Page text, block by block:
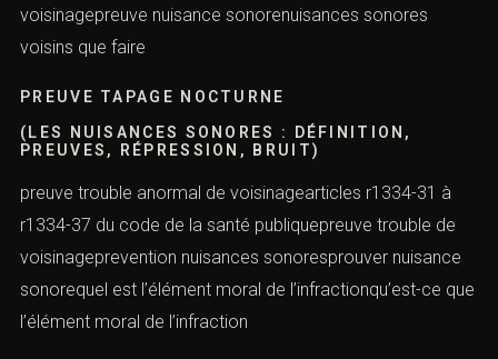
voisinagepreuve nuisance sonorenuisances sonores
voisins que faire
PREUVE TAPAGE NOCTURNE
(LES NUISANCES SONORES : DÉFINITION,
PREUVES, RÉPRESSION, BRUIT)
preuve trouble anormal de voisinagearticles r1334-31 à
r1334-37 du code de la santé publiquepreuve trouble de
voisinageprevention nuisances sonoresprouver nuisance
sonorequel est l’élément moral de l’infractionqu’est-ce que
l’élément moral de l’infraction